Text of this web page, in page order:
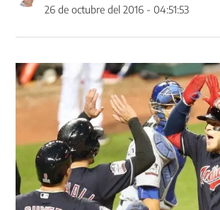
26 de octubre del 2016 - 04:51:53